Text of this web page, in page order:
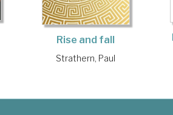
Rise and fall
Strathern, Paul